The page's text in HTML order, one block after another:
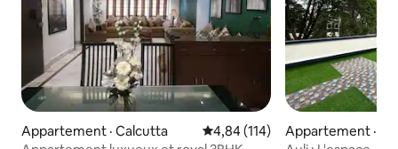
Appartement · Calcutta Note moyenne de 4,84 sur 5,
4,84 (114)
Appartement ·